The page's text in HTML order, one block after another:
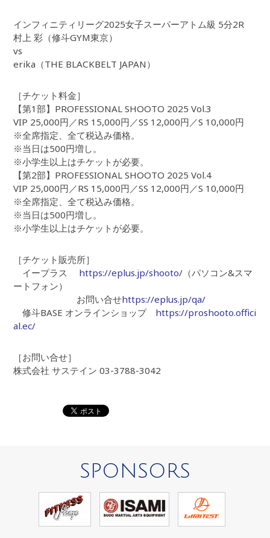
インフィニティリーグ2025女子スーパーアトム級 5分2R
村上 彩（修斗GYM東京）
vs
erika（THE BLACKBELT JAPAN）
［チケット料金］
【第1部】PROFESSIONAL SHOOTO 2025 Vol.3
VIP 25,000円／RS 15,000円／SS 12,000円／S 10,000円
※全席指定、全て税込み価格。
※当日は500円増し。
※小学生以上はチケットが必要。
【第2部】PROFESSIONAL SHOOTO 2025 Vol.4
VIP 25,000円／RS 15,000円／SS 12,000円／S 10,000円
※全席指定、全て税込み価格。
※当日は500円増し。
※小学生以上はチケットが必要。
［チケット販売所］
イープラス https://eplus.jp/shooto/ （パソコン&スマ
ートフォン）
お問い合せhttps://eplus.jp/qa/
修斗BASE オンラインショップ https://proshooto.offici
al.ec/
［お問い合せ］
株式会社 サステイン 03-3788-3042
SPONSORS